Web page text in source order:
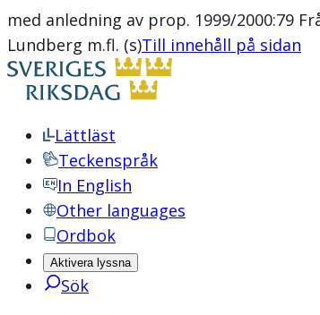
med anledning av prop. 1999/2000:79
Lundberg m.fl. (s)Till innehåll på sidan
Lättläst
Teckenspråk
In English
Other languages
Ordbok
Aktivera lyssna
Sök